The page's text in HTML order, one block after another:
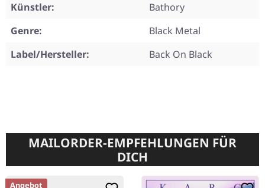
Künstler:
Bathory
Genre:
Black Metal
Label/Hersteller:
Back On Black
MAILORDER-EMPFEHLUNGEN FÜR
DICH
Angebot